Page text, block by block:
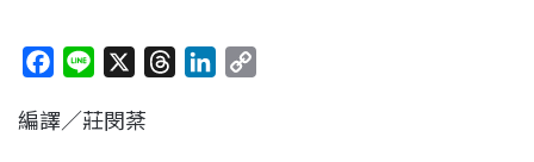
c
n
編譯／莊閔棻